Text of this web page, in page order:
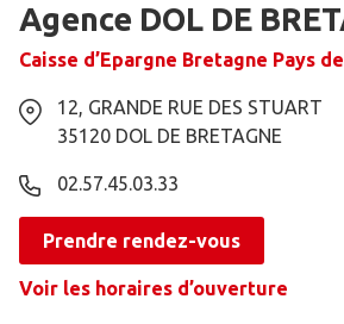
Agence DOL DE
Caisse d’Epargne Bretagne Pays
12, GRANDE RUE DES STUART
35120 DOL DE BRETAGNE
02.57.45.03.33
Prendre rendez-vous
Voir les horaires d’ouverture